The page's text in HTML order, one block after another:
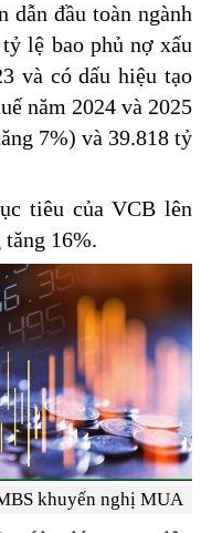
dẫn đầu toàn ngành
lệ bao phủ nợ xấu
và có dấu hiệu tạo
năm 2024 và 2025
7%) và 39.818 tỷ
tiêu của VCB lên
16%.
khuyến nghị MUA